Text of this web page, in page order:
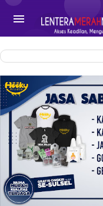
-->
